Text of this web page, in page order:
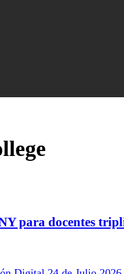
para docentes